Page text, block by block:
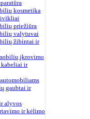
kosmetika
priežiūra
valytuvai
žibintai ir
įkrovimo
kabeliai ir
gaubtai ir
alyvos
ir kėlimo